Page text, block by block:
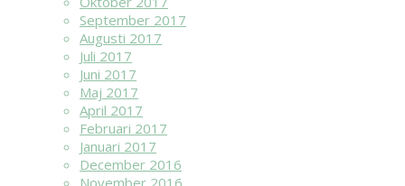
September 2017
Augusti 2017
Juli 2017
Juni 2017
Maj 2017
April 2017
Februari 2017
Januari 2017
December 2016
November 2016